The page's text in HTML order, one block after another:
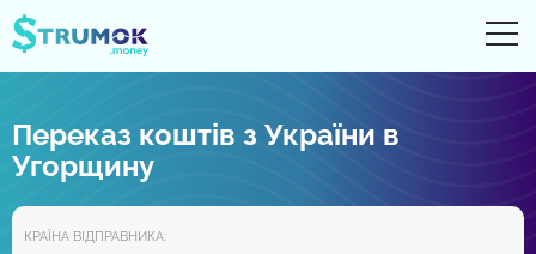
Грошові перекази
Рахунки Online
Переказ коштів з України в
Угорщину
КРАЇНА ВІДПРАВНИКА: